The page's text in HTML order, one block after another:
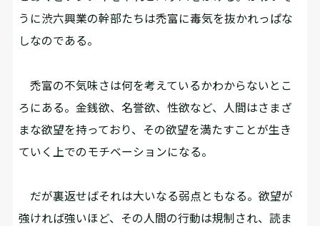
うに渋六興業の幹部たちは禿富に毒気を抜かれっぱな
しなのである。
禿富の不気味さは何を考えているかわからないとこ
ろにある。金銭欲、名誉欲、性欲など、人間はさまざ
まな欲望を持っており、その欲望を満たすことが生き
ていく上でのモチベーションになる。
だが裏返せばそれは大いなる弱点ともなる。欲望が
強ければ強いほど、その人間の行動は規制され、読ま